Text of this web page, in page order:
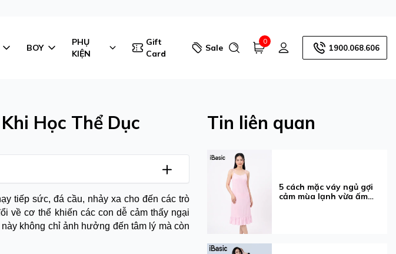
BOY
PHỤ
KIỆN
Gift
Card
Sale
0
1900.068.606
Học Thể Dục
tiếp sức, đá cầu, nhảy xa cho đến các trò
về cơ thể khiến các con dễ cảm thấy ngại
không chỉ ảnh hưởng đến tâm lý mà còn
Tin liên quan
5 cách mặc váy ngủ gợi
cảm mùa lạnh vừa ấm